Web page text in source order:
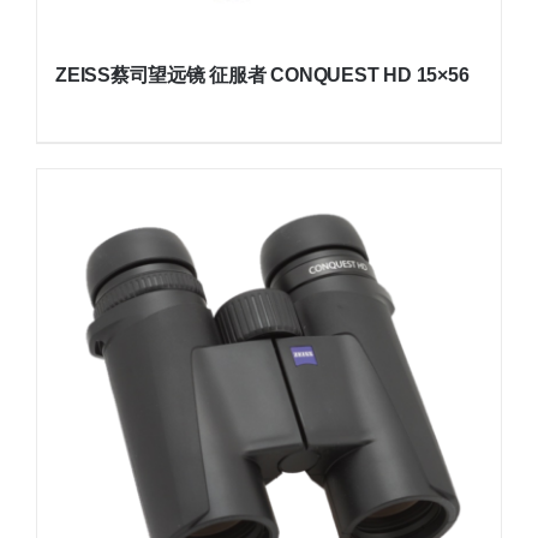
ZEISS蔡司望远镜 征服者 CONQUEST HD 15×56